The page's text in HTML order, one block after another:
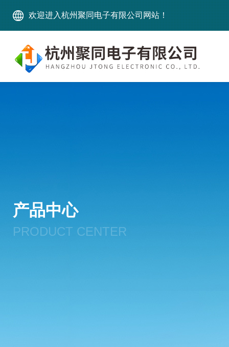
欢迎进入杭州聚同电子有限公司网站！
产品中心
PRODUCT CENTER